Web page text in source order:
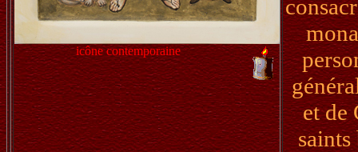
icône contemporaine
et de